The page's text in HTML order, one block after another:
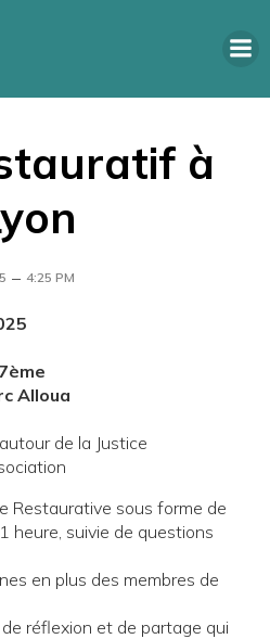
à
– 4:25 PM
Alloua
de la Justice
Restaurative sous forme de
heure, suivie de questions
en plus des membres de
réflexion et de partage qui